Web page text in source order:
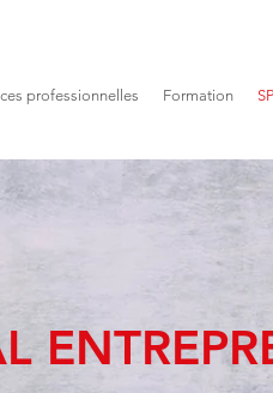
professionnelles Formation